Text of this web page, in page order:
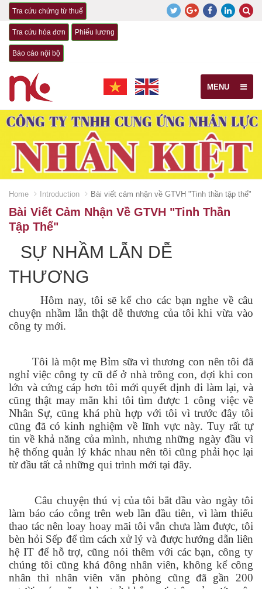
Tra cứu chứng từ thuế
Tra cứu hóa đơn Phiếu lương
Báo cáo nội bộ
MENU
Home Introduction Bài viết cảm nhận về GTVH "Tinh thần tập thể"
Bài Viết Cảm Nhận Về GTVH "Tinh Thần
Tập Thể"
SỰ NHẦM LẪN DỄ
THƯƠNG
Hôm nay, tôi sẽ kể cho các bạn nghe về câu
chuyện nhầm lẫn thật dễ thương của tôi khi vừa vào
công ty mới.
Tôi là một mẹ Bỉm sữa vì thương con nên tôi đã
nghỉ việc công ty cũ để ở nhà trông con, đợi khi con
lớn và cứng cáp hơn tôi mới quyết định đi làm lại, và
cũng thật may mắn khi tôi tìm được 1 công việc về
Nhân Sự, cũng khá phù hợp với tôi vì trước đây tôi
cũng đã có kinh nghiệm về lĩnh vực này. Tuy rất tự
tin về khả năng của mình, nhưng những ngày đầu vì
hệ thống quản lý khác nhau nên tôi cũng phải học lại
từ đầu tất cả những qui trình mới tại đây.
Câu chuyện thú vị của tôi bắt đầu vào ngày tôi
làm báo cáo công trên web lần đầu tiên, vì làm thiếu
thao tác nên loay hoay mãi tôi vẫn chưa làm được, tôi
bèn hỏi Sếp để tìm cách xử lý và được hướng dẫn liên
hệ IT để hỗ trợ, cũng nói thêm với các bạn, công ty
chúng tôi cũng khá đông nhân viên, không kể công
nhân thì nhân viên văn phòng cũng đã gần 200